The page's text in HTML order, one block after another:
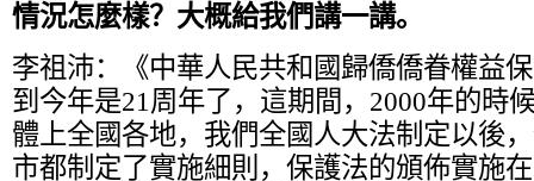
情況怎麼樣？大概給我們講一講。
李祖沛：
《中華人民共和國歸僑僑眷權益
到今年是21周年了，這期間，2000年的時
體上全國各地，我們全國人大法制定以後
市都制定了實施細則，保護法的頒佈實施